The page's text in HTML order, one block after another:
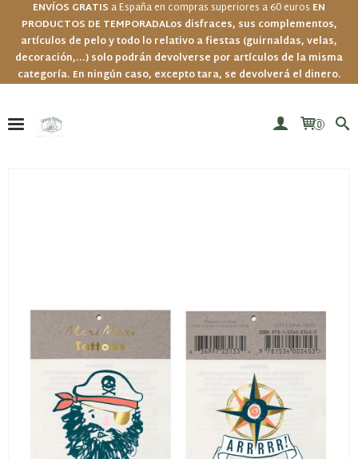
ENVÍOS GRATIS a España en compras superiores a 60 euros EN
PRODUCTOS DE TEMPORADALos disfraces, sus complementos,
artículos de pelo y todo lo relativo a fiestas (guirnaldas, velas,
decoración,...) solo podrán devolverse por artículos de la misma
categoría. En ningún caso, excepto tara, se devolverá el dinero.
0